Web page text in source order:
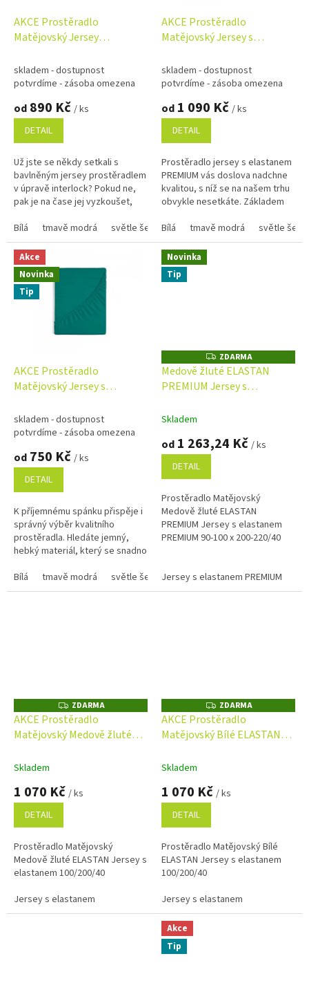
AKCE Prostěradlo
Matějovský Jersey
200x200cm barva dle výběru
skladem - dostupnost
potvrdíme - zásoba omezena
od 890 Kč / ks
DETAIL
Už jste se někdy setkali s
bavlněným jersey prostěradlem
v úpravě interlock? Pokud ne,
pak je na čase jej vyzkoušet,
kvalitu této dvojité...
Bílá tmavě modrá světle šedá středně šedá světle béžová
AKCE Prostěradlo
Matějovský Jersey s
100/180-200x200cm barva
dle výběru
skladem - dostupnost
potvrdíme - zásoba omezena
od 1 090 Kč / ks
DETAIL
Prostěradlo jersey s elastanem
PREMIUM vás doslova nadchne
kvalitou, s níž se na našem trhu
obvykle nesetkáte. Základem
úpletu...
Bílá tmavě modrá světle šedá
Akce
Novinka
Tip
AKCE Prostěradlo
Matějovský Jersey s
100/180x200cm barva dle
výběru
skladem - dostupnost
potvrdíme - zásoba omezena
od 750 Kč / ks
DETAIL
K příjemnému spánku přispěje i
správný výběr kvalitního
prostěradla. Hledáte jemný,
hebký materiál, který se snadno
tvaru matrace? Pak...
Bílá tmavě modrá světle šedá vanilkově žlutá petrolejová
Novinka
Tip
Z
D
A
R
ZDARMA
Medově žluté ELASTAN
PREMIUM Jersey s
x 200-220/40
Skladem
od 1 263,24 Kč / ks
DETAIL
Prostěradlo Matějovský
Medově žluté ELASTAN
PREMIUM Jersey s elastanem
PREMIUM 90-100 x 200-220/40
Jersey s elastanem PREMIUM
Z
D
A
R
ZDARMA
AKCE Prostěradlo
Matějovský Medově žluté
elastanem
Skladem
1 070 Kč / ks
DETAIL
Prostěradlo Matějovský
Medově žluté ELASTAN Jersey s
elastanem 100/200/40
Jersey s elastanem
Z
D
A
R
ZDARMA
AKCE Prostěradlo
Matějovský Bílé ELASTAN
Skladem
1 070 Kč / ks
DETAIL
Prostěradlo Matějovský Bílé
ELASTAN Jersey s elastanem
100/200/40
Jersey s elastanem
Akce
Tip